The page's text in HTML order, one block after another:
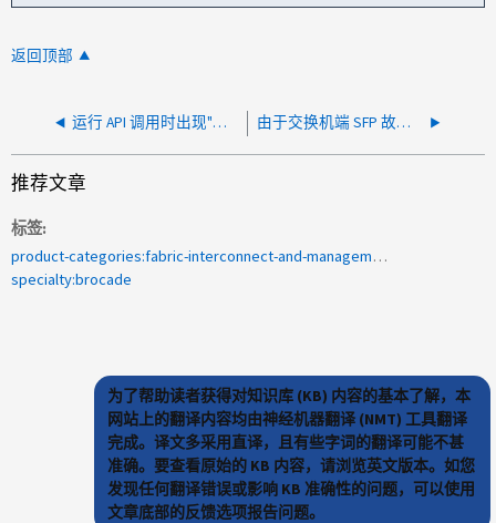
返回顶部
运行 API 调用时出现"收到无效会话 ID"错误消息 由于交换机端 SFP 故障，在 FC 目标 HBA 上检测到链路断开事件
推荐文章
标签
product-categories:fabric-interconnect-and-management-switches
specialty:brocade
为了帮助读者获得对知识库 (KB) 内容的基本了解，本
网站上的翻译内容均由神经机器翻译 (NMT) 工具翻译
完成。译文多采用直译，且有些字词的翻译可能不甚
准确。要查看原始的 KB 内容，请浏览英文版本。如您
发现任何翻译错误或影响 KB 准确性的问题，可以使用
文章底部的反馈选项报告问题。